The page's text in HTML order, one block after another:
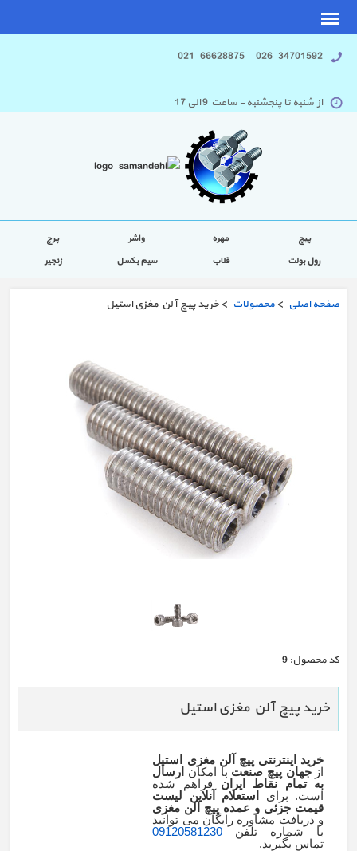
026-34701592 021-66628875
از شنبه تا پنجشنبه - ساعت 9 الی 17
پیچ مهره واشر
پرچ
رول بولت
قلاب سیم بکسل زنجیر
صفحه اصلی > محصولات > خرید پیچ آلن مغزی استیل
كد محصول: 9
خرید پیچ آلن مغزی استیل
خرید اینترنتی پیچ آلن مغزی استیل
از جهان پیچ صنعت با امکان
ارسال
به تمام نقاط ایران فراهم شده
است. برای
استعلام آنلاین لیست
قیمت جزئی و عمده پیچ آلن مغزی
و دریافت مشاوره رایگان می توانید
با شماره تلفن 09120581230
تماس بگیرید.